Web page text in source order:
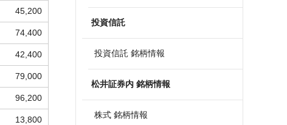
45,200
74,400
42,400
79,000
96,200
13,800
投資信託
投資信託 銘柄情報
松井証券内 銘柄情報
株式 銘柄情報